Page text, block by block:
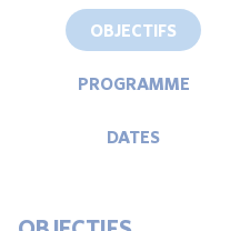
OBJECTIFS
PROGRAMME
DATES